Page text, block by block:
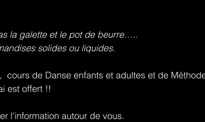
la galette et le pot de beurre…..
solides ou liquides.
cours de Danse enfants et adultes et de
est offert !!
l'information autour de vous.